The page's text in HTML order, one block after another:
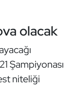
olacak
Şampiyonası
niteliği